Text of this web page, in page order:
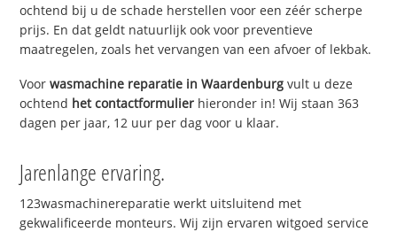
ochtend bij u de schade herstellen voor een zéér scherpe
prijs. En dat geldt natuurlijk ook voor preventieve
maatregelen, zoals het vervangen van een afvoer of lekbak.
Voorwasmachine reparatie in Waardenburg vult u deze
ochtend het contactformulier hieronder in! Wij staan 363
dagen per jaar, 12 uur per dag voor u klaar.
Jarenlange ervaring.
123wasmachinereparatie werkt uitsluitend met
gekwalificeerde monteurs. Wij zijn ervaren witgoed service